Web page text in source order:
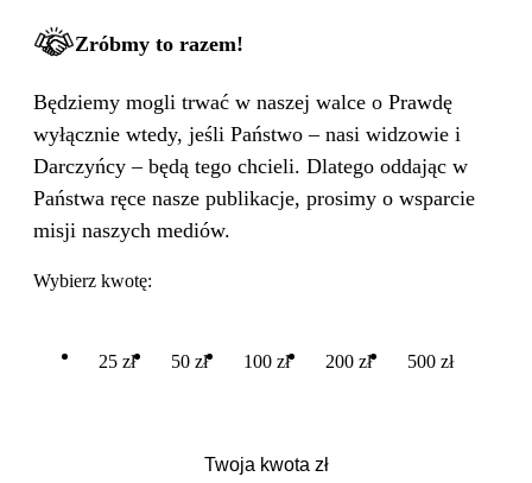
Zróbmy to razem!
Będziemy mogli trwać w naszej walce o Prawdę
wyłącznie wtedy, jeśli Państwo – nasi widzowie i
Darczyńcy – będą tego chcieli. Dlatego oddając w
Państwa ręce nasze publikacje, prosimy o wsparcie
misji naszych mediów.
Wybierz kwotę:
25 zł 50 zł 100 zł 200 zł 500 zł